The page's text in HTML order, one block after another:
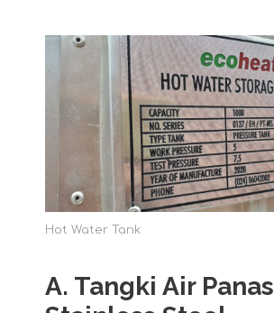
Hot Water Tank
A. Tangki Air Panas